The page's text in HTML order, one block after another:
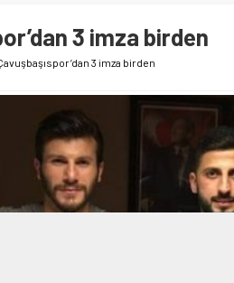
3 imza birden
3 imza birden